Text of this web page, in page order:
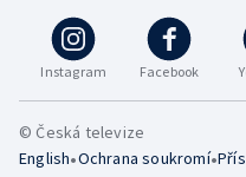
Instagram Facebook
© Česká televize
English•Ochrana soukromí•